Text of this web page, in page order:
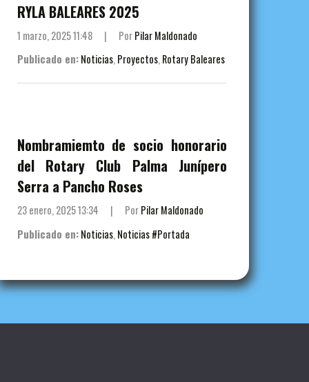
RYLA BALEARES 2025
1 marzo, 2025 11:48 | PorPilar Maldonado
Publicado en: Noticias,Proyectos,Rotary Baleares
Nombramiemto de socio honorario
del Rotary Club Palma Junípero
Serra a Pancho Roses
23 enero, 2025 13:34 | PorPilar Maldonado
Publicado en: Noticias, Noticias #Portada